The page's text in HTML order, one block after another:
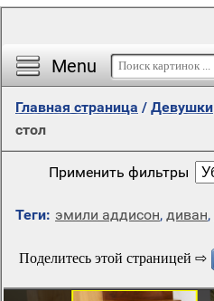
Menu
Главная страница / Девушки
стол
Применить фильтры
Теги: эмили аддисон, диван,